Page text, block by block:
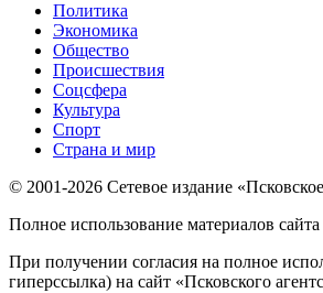
Политика
Экономика
Общество
Происшествия
Соцсфера
Культура
Спорт
Страна и мир
© 2001-2026 Сетевое издание
Полное использование материалов
При получении согласия на полное
гиперссылка) на сайт «Псковского